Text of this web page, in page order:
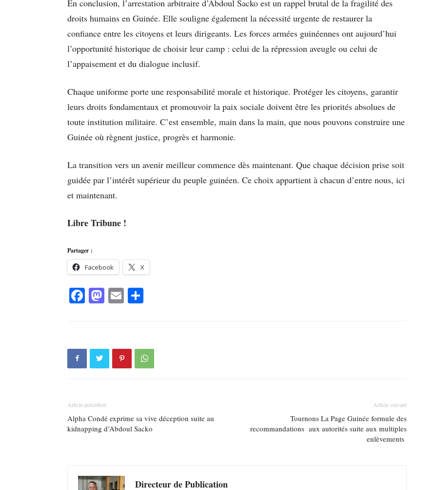
En conclusion, l’arrestation arbitraire d’Abdoul Sacko est un rappel brutal de la fragilité des
droits humains en Guinée. Elle souligne également la nécessité urgente de restaurer la
confiance entre les citoyens et leurs dirigeants. Les forces armées guinéennes ont aujourd’hui
l’opportunité historique de choisir leur camp : celui de la répression aveugle ou celui de
l’appaisement et du dialogue inclusif.
Chaque uniforme porte une responsabilité morale et historique. Protéger les citoyens, garantir
leurs droits fondamentaux et promouvoir la paix sociale doivent être les priorités absolues de
toute institution militaire. C’est ensemble, main dans la main, que nous pouvons construire une
Guinée où règnent justice, progrès et harmonie.
La transition vers un avenir meilleur commence dès maintenant. Que chaque décision prise soit
guidée par l’intérêt supérieur du peuple guinéen. Ce choix appartient à chacun d’entre nous, ici
et maintenant.
Libre Tribune !
Partager :
Facebook X
Facebook
Mastodon
Email
Article précédent
Alpha Condé exprime sa vive déception suite au
kidnapping d’Abdoul Sacko
Article suivant
Tournons La Page Guinée formule des
recommandations aux autorités suite aux multiples
enlèvements
Directeur de Publication